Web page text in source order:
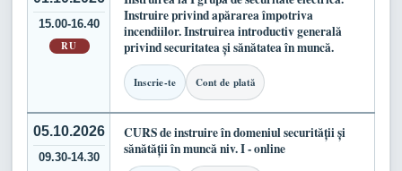
15.00-16.40
RU
Instruire privind apărarea împotriva
incendiilor. Instruirea introductiv generală
privind securitatea și sănătatea în muncă.
Inscrie-te Cont de plată
05.10.2026
09.30-14.30
CURS de instruire în domeniul securității și
sănătății în muncă niv. I - online